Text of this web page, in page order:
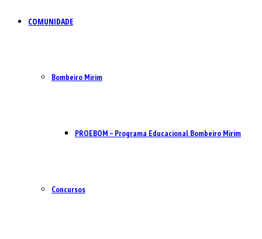
COMUNIDADE
Bombeiro Mirim
PROEBOM – Programa Educacional Bombeiro Mirim
Concursos